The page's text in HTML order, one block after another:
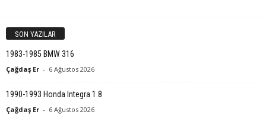
SON YAZILAR
1983-1985 BMW 316
Çağdaş Er - 6 Ağustos 2026
1990-1993 Honda Integra 1.8
Çağdaş Er - 6 Ağustos 2026